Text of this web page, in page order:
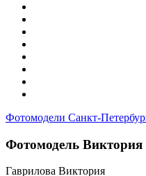
Фотомодели Санкт-
Фотомодель Виктория
Гаврилова Виктория